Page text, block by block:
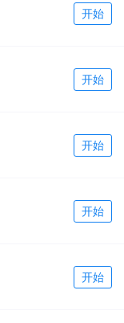
开始
开始
开始
开始
开始